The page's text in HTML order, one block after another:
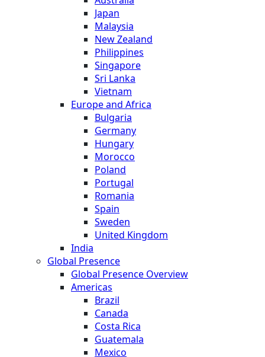
Japan
Malaysia
New Zealand
Philippines
Singapore
Sri Lanka
Vietnam
Europe and Africa
Bulgaria
Germany
Hungary
Morocco
Poland
Portugal
Romania
Spain
Sweden
United Kingdom
India
Global Presence
Global Presence Overview
Americas
Brazil
Canada
Costa Rica
Guatemala
Mexico